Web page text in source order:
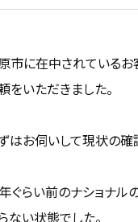
市に在中されているお
をいただきました。
はお伺いして現状の確
ぐらい前のナショナル
ない状態でした。